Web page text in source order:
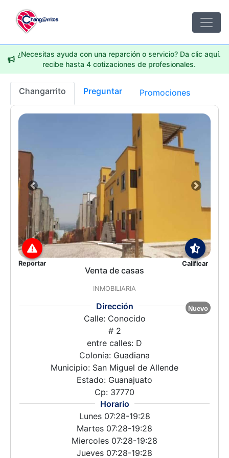
¿Necesitas ayuda con una reparción o servicio? Da clic aquí.
recibe hasta 4 cotizaciones de profesionales.
Changarrito Preguntar Promociones
Reportar Calificar
Venta de casas
INMOBILIARIA
Nuevo
Dirección
Calle: Conocido
# 2
entre calles: D
Colonia: Guadiana
Municipio: San Miguel de Allende
Estado: Guanajuato
Cp: 37770
Horario
Lunes 07:28-19:28
Martes 07:28-19:28
Miercoles 07:28-19:28
Jueves 07:28-19:28